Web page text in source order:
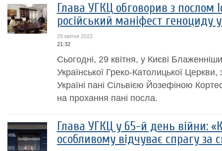
Глава УГКЦ обговорив з послом
російський маніфест геноциду
29 квітня 2022
21:32
Сьогодні, 29 квітня, у Києві
Української Греко-Католицької Церкви,
Україні пані Сільвією Йозефіною
на прохання пані посла.
Глава УГКЦ у 65-й день війни:
особливому відчуває спрагу за